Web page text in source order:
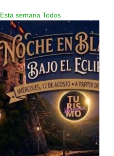
Esta semana Todos